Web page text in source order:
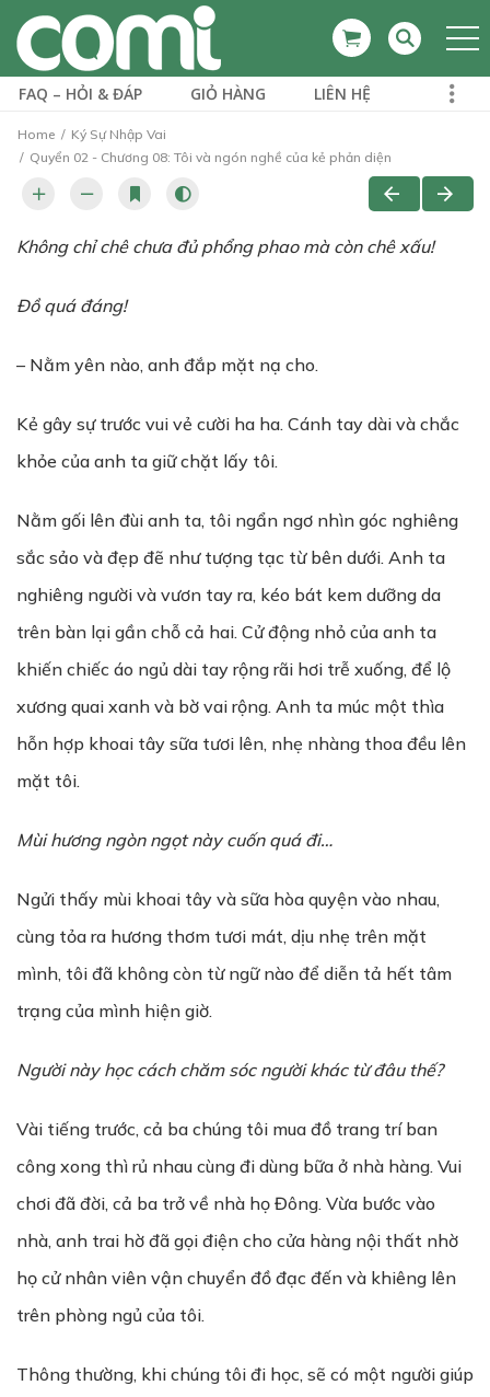
FAQ – HỎI & ĐÁP GIỎ HÀNG LIÊN HỆ
Home
Ký Sự Nhập Vai
Quyển 02 - Chương 08: Tôi và ngón nghề của kẻ phản diện
Không chỉchê chưa đủphổng phao mà còn chê xấu!
Đồquá đáng!
– Nằm yên nào, anh đắp mặt nạ cho.
Kẻ gây sự trước vui vẻ cười ha ha. Cánh tay dài và chắc
khỏe của anh ta giữ chặt lấy tôi.
Nằm gối lên đùi anh ta, tôi ngẩn ngơ nhìn góc nghiêng
sắc sảo và đẹp đẽ như tượng tạc từ bên dưới. Anh ta
nghiêng người và vươn tay ra, kéo bát kem dưỡng da
trên bàn lại gần chỗ cả hai. Cử động nhỏ của anh ta
khiến chiếc áo ngủ dài tay rộng rãi hơi trễ xuống, để lộ
xương quai xanh và bờ vai rộng. Anh ta múc một thìa
hỗn hợp khoai tây sữa tươi lên, nhẹ nhàng thoa đều lên
mặt tôi.
Mùi hương ngòn ngọt này cuốn quá đi…
Ngửi thấy mùi khoai tây và sữa hòa quyện vào nhau,
cùng tỏa ra hương thơm tươi mát, dịu nhẹ trên mặt
mình, tôi đã không còn từ ngữ nào để diễn tả hết tâm
trạng của mình hiện giờ.
Người này học cách chăm sóc người khác từ đâu thế?
Vài tiếng trước, cả ba chúng tôi mua đồ trang trí ban
công xong thì rủ nhau cùng đi dùng bữa ở nhà hàng. Vui
chơi đã đời, cả ba trở về nhà họ Đông. Vừa bước vào
nhà, anh trai hờ đã gọi điện cho cửa hàng nội thất nhờ
họ cử nhân viên vận chuyển đồ đạc đến và khiêng lên
trên phòng ngủ của tôi.
Thông thường, khi chúng tôi đi học, sẽ có một người giúp